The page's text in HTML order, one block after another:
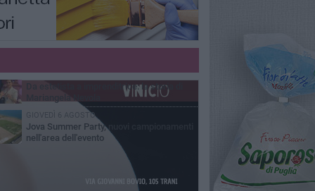
Incidente sulla 16 bis a Barletta, traffico
bloccato verso Bari
MERCOLEDÌ 5 AGOSTO
Jova Summer Party, giovedì mattina
VENERDÌ 7 AGOSTO
Da estetista a imprenditrice: la storia di
GIOVEDÌ 6 AGOSTO
Jova Summer Party, nuovi campionamenti
nell'area dell'evento